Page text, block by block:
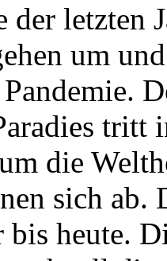
der letzten
um
tritt
die
sich
bis heute.